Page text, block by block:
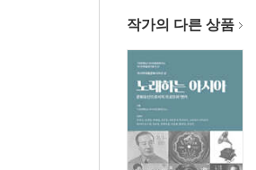
제4기 트로트의 전통화
트로트, 전통가요 되다
트로트의 미학 I: 미덕
전국노래자랑: 종족 미학
남인수가요제: 선행상
작가의 다른 상품